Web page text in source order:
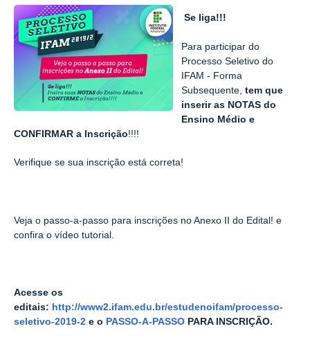
Se liga!!!
Para participar do
Processo Seletivo do
IFAM - Forma
Subsequente,tem que
inserir as NOTAS do
Ensino Médio e
CONFIRMAR a Inscrição!!!!
Verifique se sua inscrição está correta!
Veja o passo-a-passo para inscrições no Anexo II do Edital! e
confira o vídeo tutorial.
Acesse os
editais: http://www2.ifam.edu.br/estudenoifam/processo-
seletivo-2019-2 e o PASSO-A-PASSO PARA INSCRIÇÃO.